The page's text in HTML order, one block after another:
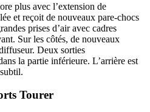
plus avec l’extension de
et reçoit de nouveaux pare-chocs
prises d’air avec cadres
Sur les côtés, de nouveaux
Deux sorties
la partie inférieure. L’arrière est
Tourer